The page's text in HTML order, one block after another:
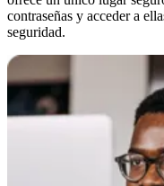
contraseñas y acceder a
seguridad.